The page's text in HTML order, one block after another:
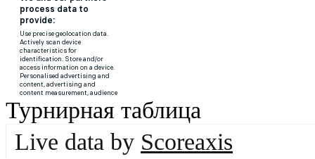
Турнирная таблица
Live data by Scoreaxis